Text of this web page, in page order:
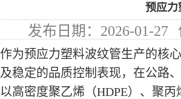
预应力
发布日期： 2026-01-27
102
作为预应力塑料波纹管生产的核心
及稳定的品质控制表现，在公路
以高密度聚乙烯（HDPE）、聚